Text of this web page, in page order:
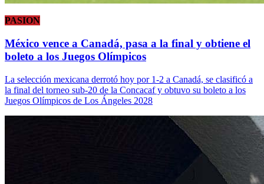
PASION
México vence a Canadá, pasa a la final y obtiene el
boleto a los Juegos Olímpicos
La selección mexicana derrotó hoy por 1-2 a Canadá, se clasificó a
la final del torneo sub-20 de la Concacaf y obtuvo su boleto a los
Juegos Olímpicos de Los Ángeles 2028